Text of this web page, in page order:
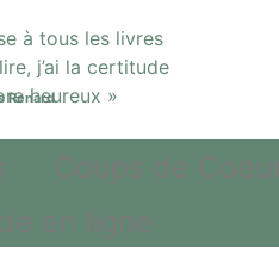
à tous les livres
j’ai la certitude
heureux »
Renard
Coups de Coeur
en ligne